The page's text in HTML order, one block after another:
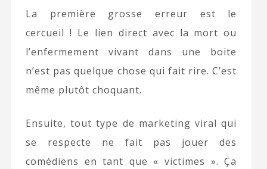
La première grosse erreur est le
cercueil ! Le lien direct avec la mort ou
l’enfermement vivant dans une boite
n’est pas quelque chose qui fait rire. C’est
même plutôt choquant.
Ensuite, tout type de marketing viral qui
se respecte ne fait pas jouer des
comédiens en tant que « victimes ». Ça